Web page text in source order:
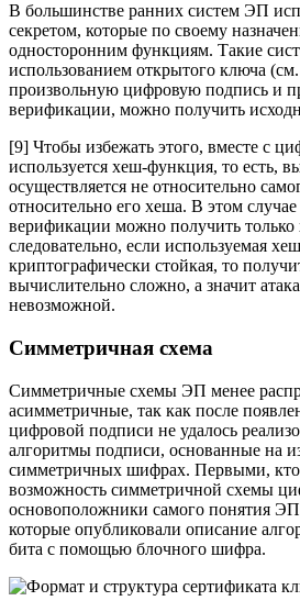
В большинстве ранних систем ЭП
секретом, которые по своему
односторонним функциям. Такие
использованием открытого ключа
произвольную цифровую подпись и
верификации, можно получить
[9] Чтобы избежать этого, вместе с
используется хеш-функция, то есть,
осуществляется не относительно
относительно его хеша. В этом случае
верификации можно получить только
следовательно, если используемая
криптографически стойкая, то
вычислительно сложно, а значит
невозможной.
Симметричная схема
Симметричные схемы ЭП менее
асимметричные, так как после
цифровой подписи не удалось
алгоритмы подписи, основанные на
симметричных шифрах. Первыми, кто
возможность симметричной схемы
основоположники самого понятия
которые опубликовали описание
бита с помощью блочного шифра.